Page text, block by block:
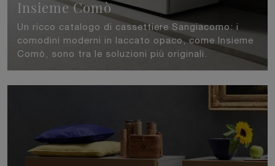
Insieme Comò
Un ricco catalogo di cassettiere Sangiacomo: i
comodini moderni in laccato opaco, come Insieme
Comò, sono tra le soluzioni più originali.